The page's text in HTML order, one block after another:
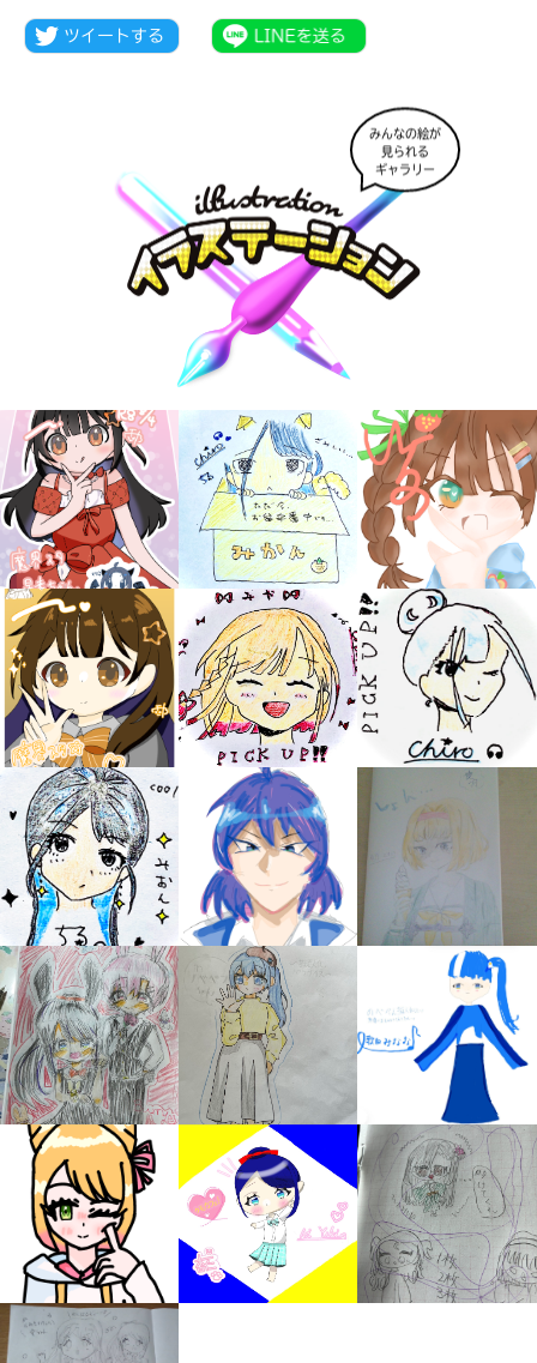
大人気
シリーズに
出会える
キミノラジオ配信中！
いろんな動画が
みんなの絵が
見られる
ギャラリー